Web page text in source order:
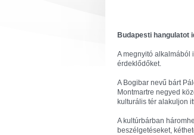
Budapesti hangulatot
A megnyitó alkalmából
érdeklődőket.
A Bogibar nevű bárt
Montmartre negyed
kulturális tér alakuljon
A kultúrbárban
beszélgetéseket,